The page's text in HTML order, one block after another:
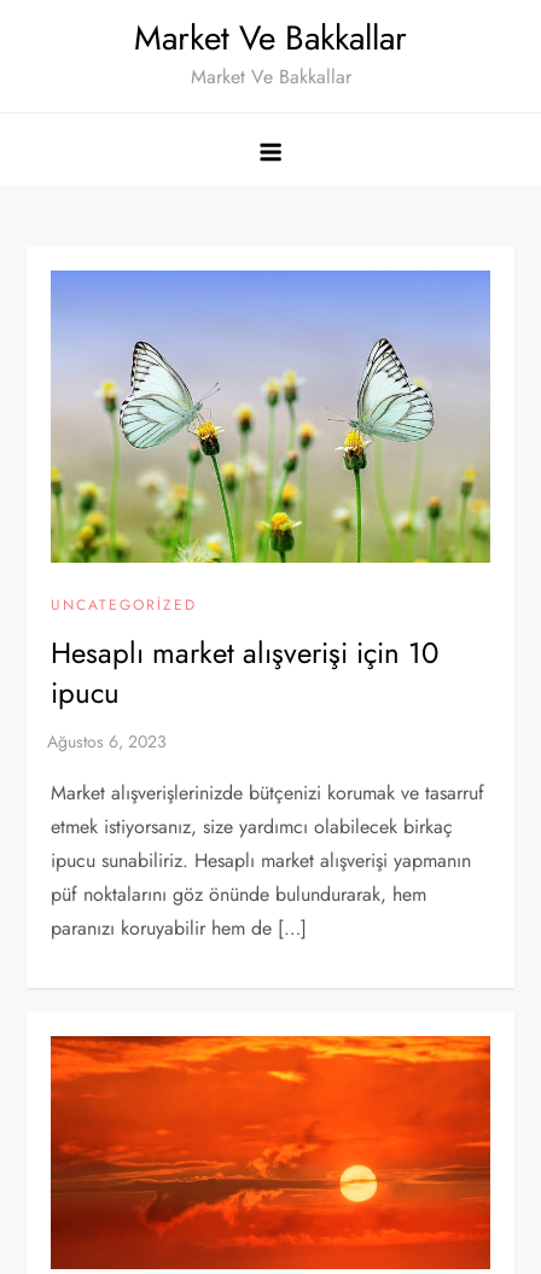
Market Ve Bakkallar
Market Ve Bakkallar
UNCATEGORIZED
Hesaplı market alışverişi için 10
ipucu
Market alışverişlerinizde bütçenizi korumak ve tasarruf
etmek istiyorsanız, size yardımcı olabilecek birkaç
ipucu sunabiliriz. Hesaplı market alışverişi yapmanın
püf noktalarını göz önünde bulundurarak, hem
paranızı koruyabilir hem de […]